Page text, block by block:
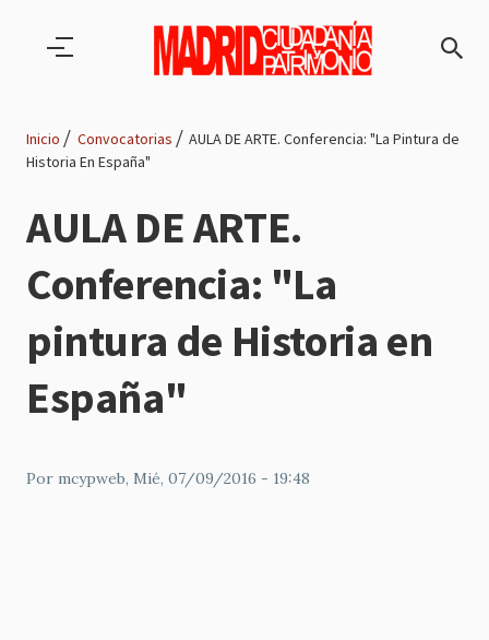
de
navegación
Inicio Convocatorias
AULA DE ARTE. Conferencia: "La Pintura de
Historia En España"
AULA DE ARTE.
Conferencia: "La
pintura de Historia en
España"
Por mcypweb, Mié, 07/09/2016 - 19:48